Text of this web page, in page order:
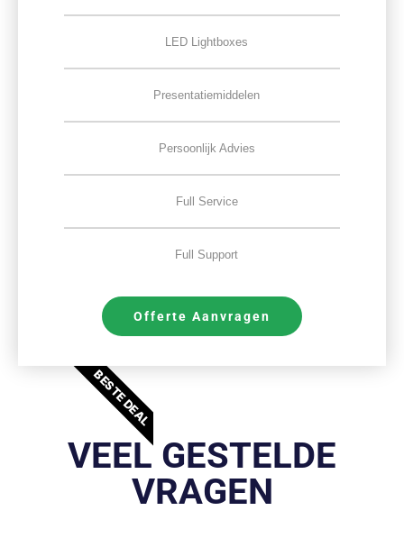
LED Lightboxes
Presentatiemiddelen
Persoonlijk Advies
Full Service
Full Support
Offerte Aanvragen
BESTE DEAL
VEEL GESTELDE
VRAGEN